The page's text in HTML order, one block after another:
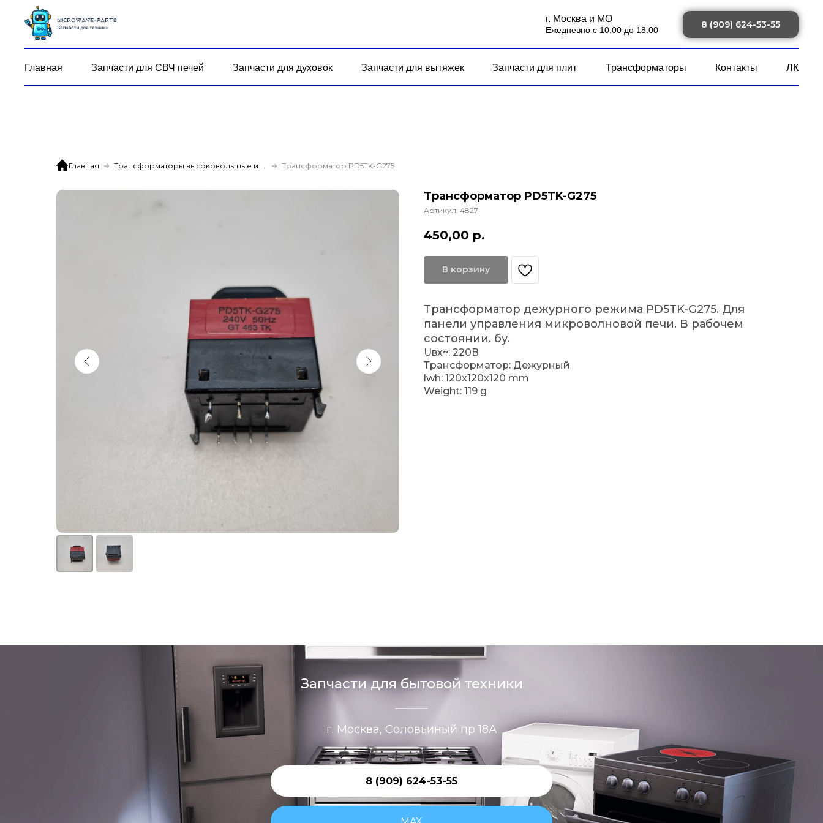
г. Москва и МО
Ежедневно с 10.00 до 18.00
8 (909) 624-53-55
Главная Запчасти для СВЧ печей Запчасти для духовок Запчасти для вытяжек Запчасти для плит Трансформаторы Контакты ЛК
Главная Трансформатор PD5TK-G275
Трансформатор PD5TK-G275
Артикул: 4827
450,00 р.
В корзину
Трансформатор дежурного режима PD5TK-G275. Для
панели управления микроволновой печи. В рабочем
состоянии. бу.
Uвх~: 220В
Трансформатор: Дежурный
lwh: 120x120x120 mm
Weight: 119 g
Запчасти для бытовой техники
г. Москва, Соловьиный пр 18А
8 (909) 624-53-55